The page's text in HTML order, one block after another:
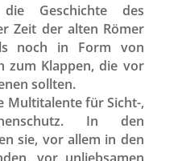
Geschichte des
Zeit der alten Römer
noch in Form von
zum Klappen, die vor
sollten.
Multitalente für Sicht-,
In den
sie, vor allem in den